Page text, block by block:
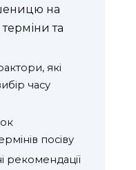
на
та
які
часу
посіву
рекомендації